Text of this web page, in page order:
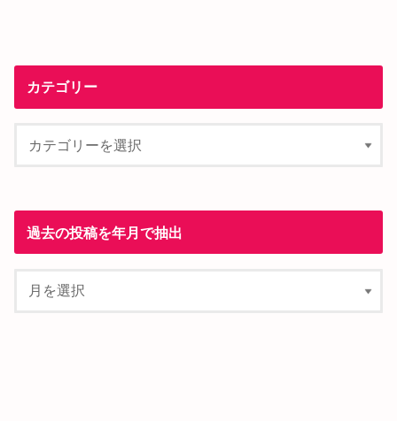
カテゴリー
過去の投稿を年月で抽出